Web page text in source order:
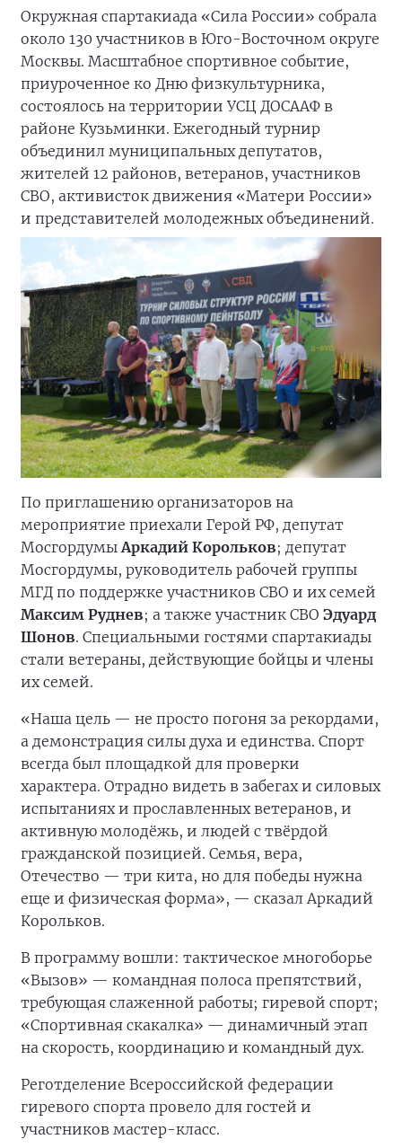
Окружная спартакиада «Сила России» собрала
около 130 участников в Юго-Восточном округе
Москвы. Масштабное спортивное событие,
приуроченное ко Дню физкультурника,
состоялось на территории УСЦ ДОСААФ в
районе Кузьминки. Ежегодный турнир
объединил муниципальных депутатов,
жителей 12 районов, ветеранов, участников
СВО, активисток движения «Матери России»
и представителей молодежных объединений.
По приглашению организаторов на
мероприятие приехали Герой РФ, депутат
МосгордумыАркадий Корольков; депутат
Мосгордумы, руководитель рабочей группы
МГД по поддержке участников СВО и их семей
Максим Руднев; а также участник СВО Эдуард
Шонов. Специальными гостями спартакиады
стали ветераны, действующие бойцы и члены
их семей.
«Наша цель — не просто погоня за рекордами,
а демонстрация силы духа и единства. Спорт
всегда был площадкой для проверки
характера. Отрадно видеть в забегах и силовых
испытаниях и прославленных ветеранов, и
активную молодёжь, и людей с твёрдой
гражданской позицией. Семья, вера,
Отечество — три кита, но для победы нужна
еще и физическая форма», — сказал Аркадий
Корольков.
В программу вошли: тактическое многоборье
«Вызов» — командная полоса препятствий,
требующая слаженной работы; гиревой спорт;
«Спортивная скакалка» — динамичный этап
на скорость, координацию и командный дух.
Реготделение Всероссийской федерации
гиревого спорта провело для гостей и
участников мастер-класс.